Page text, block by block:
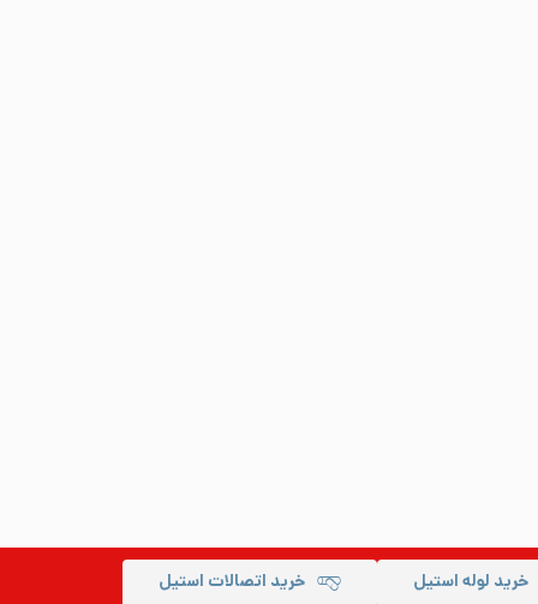
خرید لوله استیل خرید اتصالات استیل